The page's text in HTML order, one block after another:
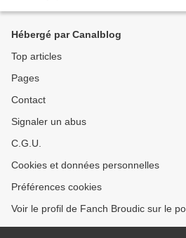
Hébergé par Canalblog
Top articles
Pages
Contact
Signaler un abus
C.G.U.
Cookies et données personnelles
Préférences cookies
Voir le profil de Fanch Broudic sur le